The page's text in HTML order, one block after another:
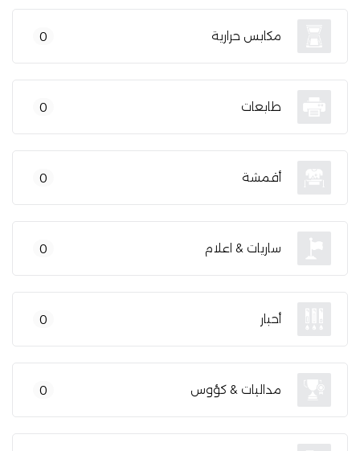
مكابس حرارية 0
طابعات 0
أقمشة 0
ساريات & اعلام 0
أحبار 0
مداليات & كؤوس 0